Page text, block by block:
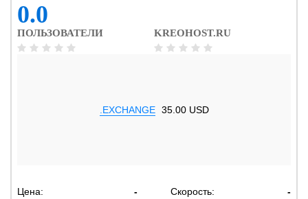
0.0
ПОЛЬЗОВАТЕЛИ KREOHOST.RU
.EXCHANGE 35.00 USD
Цена: - Скорость:
-